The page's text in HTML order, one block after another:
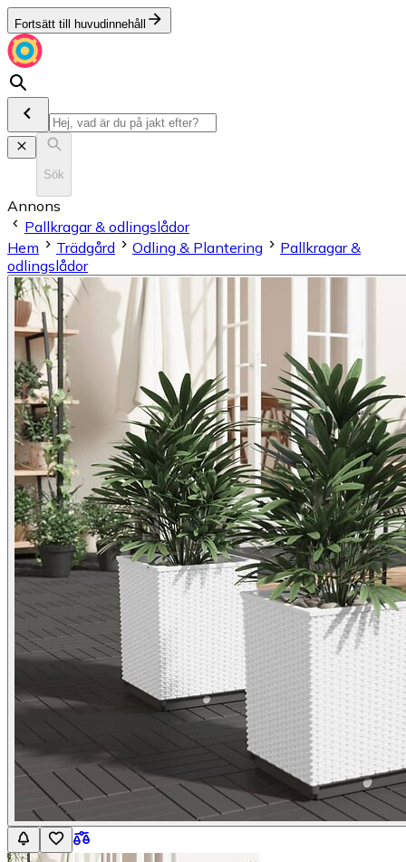
Fortsätt till huvudinnehåll
Sök
Annons
Pallkragar & odlingslådor
Hem
Trädgård Odling & Plantering
Pallkragar &
odlingslådor